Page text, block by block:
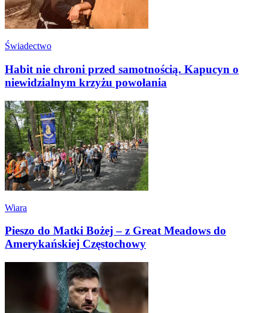
Świadectwo
Habit nie chroni przed samotnością. Kapucyn o
niewidzialnym krzyżu powołania
Wiara
Pieszo do Matki Bożej – z Great Meadows do
Amerykańskiej Częstochowy